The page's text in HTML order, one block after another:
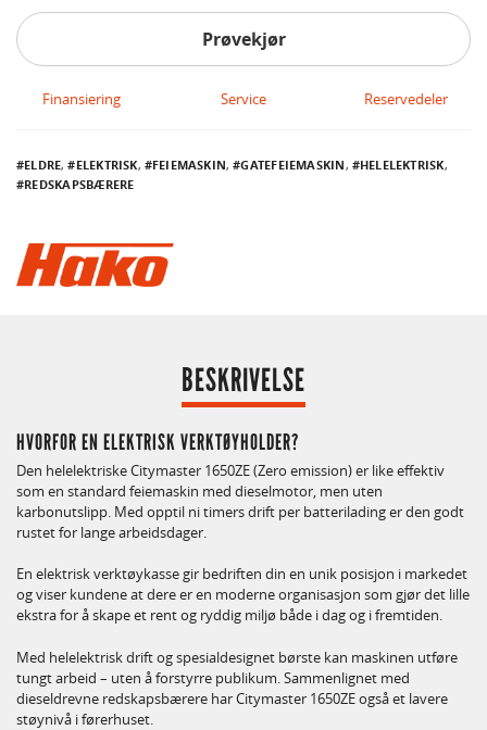
Prøvekjør
Finansiering Service Reservedeler
ELDRE, ELEKTRISK, FEIEMASKIN, GATEFEIEMASKIN, HELELEKTRISK,
REDSKAPSBÆRERE
BESKRIVELSE
HVORFOR EN ELEKTRISK VERKTØYHOLDER?
Den helelektriske Citymaster 1650ZE (Zero emission) er like effektiv
som en standard feiemaskin med dieselmotor, men uten
karbonutslipp. Med opptil ni timers drift per batterilading er den godt
rustet for lange arbeidsdager.
En elektrisk verktøykasse gir bedriften din en unik posisjon i markedet
og viser kundene at dere er en moderne organisasjon som gjør det lille
ekstra for å skape et rent og ryddig miljø både i dag og i fremtiden.
Med helelektrisk drift og spesialdesignet børste kan maskinen utføre
tungt arbeid – uten å forstyrre publikum. Sammenlignet med
dieseldrevne redskapsbærere har Citymaster 1650ZE også et lavere
støynivå i førerhuset.